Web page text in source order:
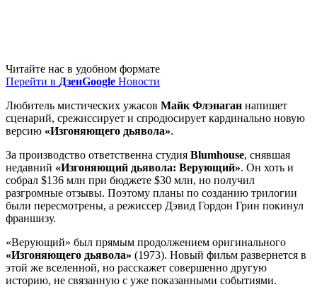
Читайте нас в удобном формате
Перейти в ДзенGoogle Новости
Любитель мистических ужасов Майк Флэнаган напишет
сценарий, срежиссирует и спродюсирует кардинально новую
версию «Изгоняющего дьявола».
За производство ответственна студия Blumhouse, снявшая
недавний «Изгоняющий дьявола: Верующий». Он хоть и
собрал $136 млн при бюджете $30 млн, но получил
разгромные отзывы. Поэтому планы по созданию трилогии
были пересмотрены, а режиссер Дэвид Гордон Грин покинул
франшизу.
«Верующий» был прямым продолжением оригинального
«Изгоняющего дьявола» (1973). Новый фильм развернется в
этой же вселенной, но расскажет совершенно другую
историю, не связанную с уже показанными событиями.